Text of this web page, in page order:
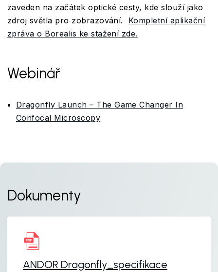
zaveden na začátek optické cesty, kde slouží jako
zdroj světla pro zobrazování. Kompletní aplikační
zpráva o Borealis ke stažení zde.
Webinář
Dragonfly Launch – The Game Changer In
Confocal Microscopy
Dokumenty
ANDOR Dragonfly_specifikace